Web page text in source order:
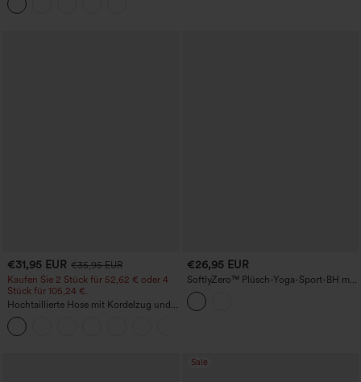
€31,95 EUR €35,95 EUR
Kaufen Sie 2 Stück für 52,62 € oder 4
Stück für 105,24 €.
Hochtaillierte Hose mit Kordelzug und
Taschen, weitem Bein, lässig und locker
in Leinenoptik
€26,95 EUR
SoftlyZero™ Plüsch-Yoga-Sport-BH mit
integriertem BH und leichter Stütze
Sale